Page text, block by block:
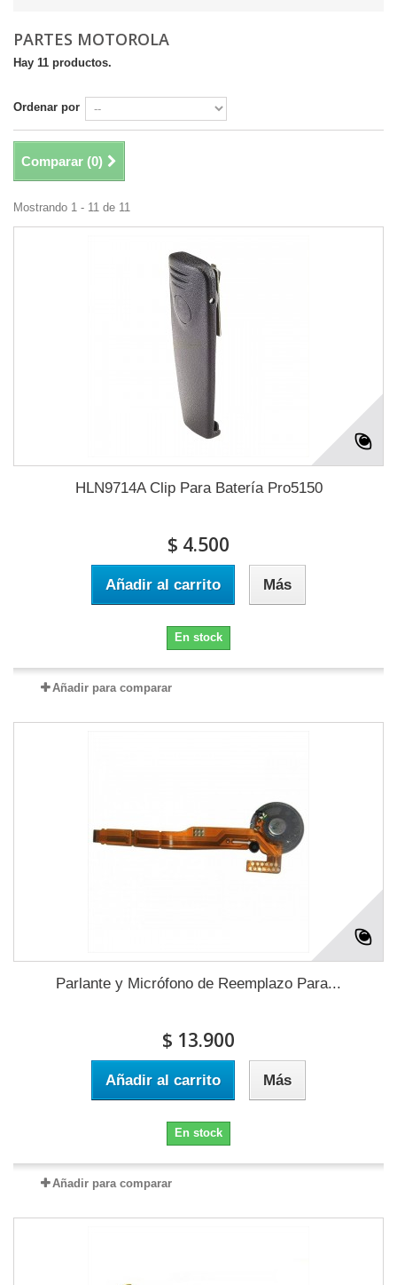
PARTES MOTOROLA
Hay 11 productos.
Ordenar por
Comparar (0)
Mostrando 1 - 11 de 11
HLN9714A Clip Para Batería Pro5150
$ 4.500
Añadir al carrito Más
En stock
Añadir para comparar
Parlante y Micrófono de Reemplazo Para...
$ 13.900
Añadir al carrito Más
En stock
Añadir para comparar